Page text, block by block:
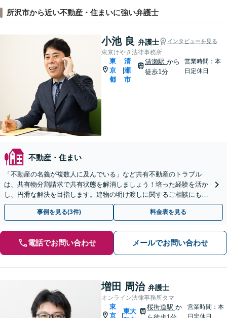
所沢市から近い不動産・住まいに強い弁護士
小池 良 弁護士 インタビューを見る
東京けやき法律事務所
東
京
都
清
瀬
市
清瀬駅から
徒歩1分
営業時間：本
日定休日
不動産・住まい
「不動産の名義が複数人に及んでいる」など共有不動産のトラブル
は、共有物分割請求で共有状態を解消しましょう！培った経験を活か
し、円滑な解決を目指します。建物の明け渡しに関するご相談にも対
応しています【夜間相談可｜Web面談可】【清瀬駅1分】
事例を見る(3件) 料金表を見る
電話でお問い合わせ メールでお問い合わせ
増田 周治 弁護士
オンライン法律事務所タマ
東
京
東大
桜街道駅か
営業時間：本
日定休日